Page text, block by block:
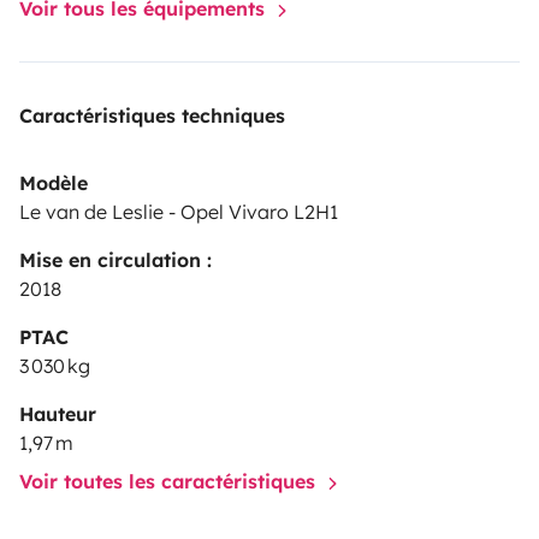
Voir tous les équipements
Caractéristiques techniques
Modèle
Le van de Leslie - Opel Vivaro L2H1
Mise en circulation :
2018
PTAC
3 030 kg
Hauteur
1,97 m
Voir toutes les caractéristiques